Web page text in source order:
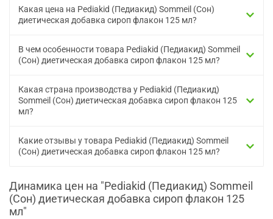
Какая цена на Pediakid (Педиакид) Sommeil (Сон)
диетическая добавка сироп флакон 125 мл?
В чем особенности товара Pediakid (Педиакид) Sommeil
(Сон) диетическая добавка сироп флакон 125 мл?
Какая страна производства у Pediakid (Педиакид)
Sommeil (Сон) диетическая добавка сироп флакон 125
мл?
Какие отзывы у товара Pediakid (Педиакид) Sommeil
(Сон) диетическая добавка сироп флакон 125 мл?
Динамика цен на "Pediakid (Педиакид) Sommeil
(Сон) диетическая добавка сироп флакон 125
мл"